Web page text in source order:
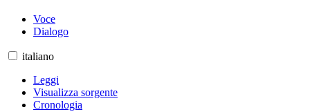
Voce
Dialogo
italiano
Leggi
Visualizza sorgente
Cronologia